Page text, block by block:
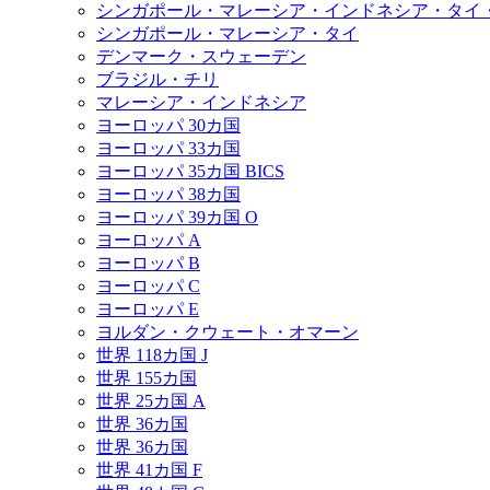
シンガポール・マレーシア・インドネシア・タイ
シンガポール・マレーシア・タイ
デンマーク・スウェーデン
ブラジル・チリ
マレーシア・インドネシア
ヨーロッパ 30カ国
ヨーロッパ 33カ国
ヨーロッパ 35カ国 BICS
ヨーロッパ 38カ国
ヨーロッパ 39カ国 O
ヨーロッパ A
ヨーロッパ B
ヨーロッパ C
ヨーロッパ E
ヨルダン・クウェート・オマーン
世界 118カ国 J
世界 155カ国
世界 25カ国 A
世界 36カ国
世界 36カ国
世界 41カ国 F